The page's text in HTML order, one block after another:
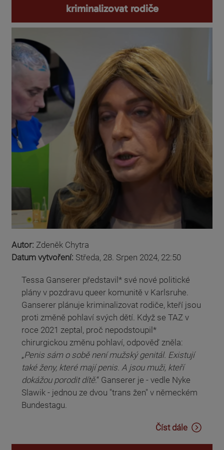
kriminalizovat rodiče
Autor: Zdeněk Chytra
Datum vytvoření: Středa, 28. Srpen 2024, 22:50
Tessa Ganserer představil* své nové politické
plány v pozdravu queer komunitě v Karlsruhe.
Ganserer plánuje kriminalizovat rodiče, kteří jsou
proti změně pohlaví svých dětí. Když se TAZ v
roce 2021 zeptal, proč nepodstoupil*
chirurgickou změnu pohlaví, odpověď zněla:
„Penis sám o sobě není mužský genitál. Existují
také ženy, které mají penis. A jsou muži, kteří
dokážou porodit dítě.“ Ganserer je - vedle Nyke
Slawik - jednou ze dvou "trans žen" v německém
Bundestagu.
Číst dále